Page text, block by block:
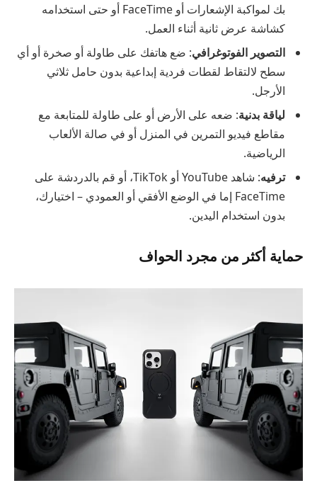
بك لمواكبة الإشعارات أو FaceTime أو حتى استخدامه
كشاشة عرض ثانية أثناء العمل.
التصوير الفوتوغرافي: ضع هاتفك على طاولة أو صخرة أو أي
سطح لالتقاط لقطات فردية إبداعية بدون حامل ثلاثي
الأرجل.
لياقة بدنية: ضعه على الأرض أو على طاولة للمتابعة مع
مقاطع فيديو التمرين في المنزل أو في صالة الألعاب
الرياضية.
ترفيه
: شاهد YouTube أو TikTok، أو قم بالدردشة على
FaceTime إما في الوضع الأفقي أو العمودي – اختيارك،
بدون استخدام اليدين.
حماية أكثر من مجرد الحواف